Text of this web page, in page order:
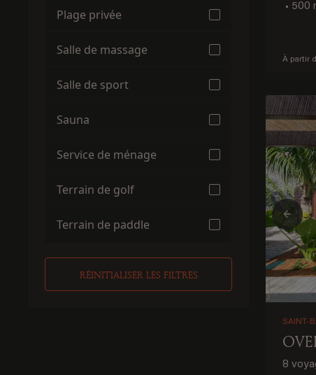
Plage privée
Salle de massage
Salle de sport
Sauna
Service de ménage
Terrain de golf
Terrain de paddle
RÉINITIALISER LES FILTRES
SAINT-
8
• 500
À partir